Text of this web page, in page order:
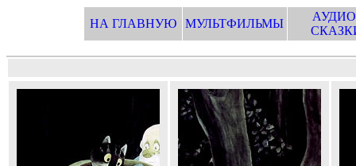
НА ГЛАВНУЮ МУЛЬТФИЛЬМЫ